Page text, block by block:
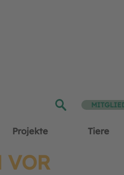
Projekte Tiere
VOR